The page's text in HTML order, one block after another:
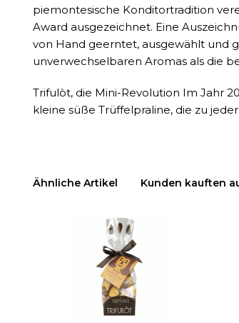
piemontesische Konditortradition
Award ausgezeichnet. Eine
von Hand geerntet, ausgewählt und
unverwechselbaren Aromas als die
Trifulòt, die Mini-Revolution Im Jahr
kleine süße Trüffelpraline, die zu
Ähnliche Artikel Kunden kauften